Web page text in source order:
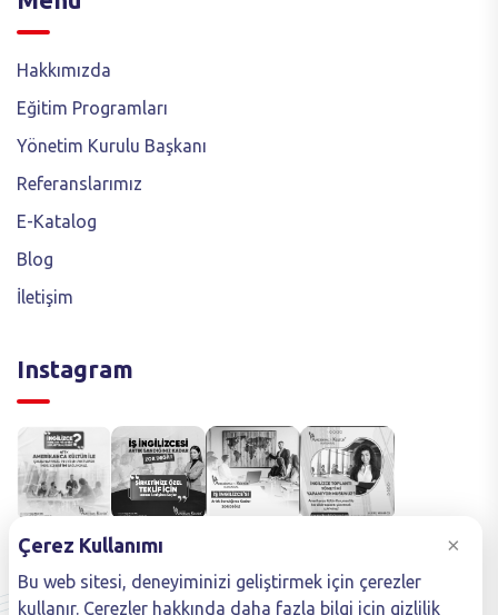
Hakkımızda
Eğitim Programları
Yönetim Kurulu Başkanı
Referanslarımız
E-Katalog
Blog
İletişim
Instagram
×
Çerez Kullanımı
Bu web sitesi, deneyiminizi geliştirmek için çerezler
kullanır. Çerezler hakkında daha fazla bilgi için gizlilik